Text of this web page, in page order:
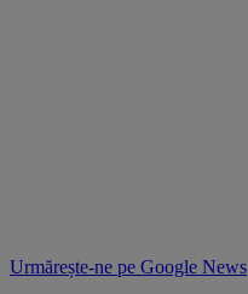
Urmărește-ne pe Google News